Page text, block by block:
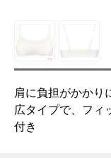
肩に負担がかか
広タイプで、フィ
付き